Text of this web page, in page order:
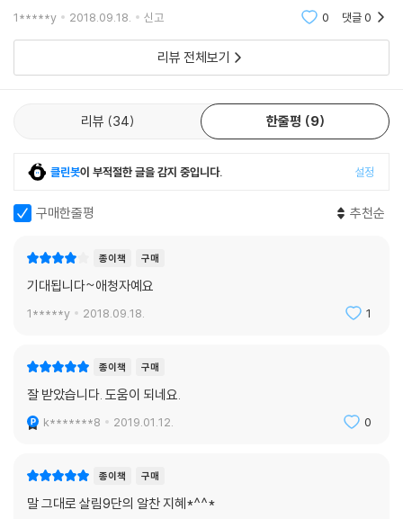
도둑 호박게국지 | 호박약단지 만들기 | 맛있는 호박 고르기 & 호박 세척과
보관법
입안 가득 고소한 흑임자밥 | 5분 만에 만드는 흑임자강정 | 결핵 치료와
예방에 좋은 들깨마늘꿀절임 | 집에서 만드는 들깻잎차
Chapter 5. 땅이 주는 선물, 뿌리채소
다이어트에 좋은 우엉차 | 우엉의 무한변신 우엉잡채 | 기력 회복에 좋은
들깨즙 | 보약이 부럽지 않은 우엉들깨탕 | 고품격 요리 우엉찹쌀구이 | 먹
음직스러운 우엉 돼지고기찜
식 순무말랭이 & 순무뻥튀기
땅 속의 장어, 둥근마
둥근마를 쉽고 맛있게 먹는 둥근마주스 | 마차(산약차) 만들기 | 마를 이용
자연치유하는 연(蓮)
개한다. 또한 건강을 지킬 수 있는 비법 중에 하나인 면역력을 키우는 홍삼,
파트 3에서는 청소, 세탁 등 주부들이 매일 하는 살림을 좀 더 쉽고, 빠르
고, 똑똑하게 할 수 있는 비법들을 담았다. 식재료를 활용해서 만드는 천연
세제, 세탁소 가지 않아도 되는 완벽한 세탁 비법, 마법 같은 탈취·세척 효
과가 있는 베이킹소다?커피찌꺼기 활용법, 전자레인지와 진공청소기 20
0% 활용하기, 기적의 옷장 정리 등 다양한 살림법을 담았다. 또한 작은 돈
도 아끼는 알뜰 주부들을 위한 각종 재활용 방법까지 다양한 생활 밀착형
요앞으로칭찬받는살림꾼이될꺼같아요특히요리부분이기대가되네요장수
프로아자
1*****y 2018.09.18. 신고 0 댓글0
리뷰 전체보기
리뷰 34 한줄평 9
클린봇이 부적절한 글을 감지 중입니다. 설정
구매한줄평 추천순
종이책 구매
기대됩니다~애청자예요
1*****y 2018.09.18. 1
종이책 구매
잘 받았습니다. 도움이 되네요.
k*******8 2019.01.12. 0
종이책 구매
말 그대로 살림9단의 알찬 지혜*^^*